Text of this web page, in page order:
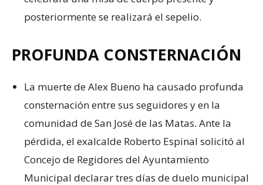
posteriormente se realizará el sepelio.
PROFUNDA CONSTERNACIÓN
La muerte de Alex Bueno ha causado profunda
consternación entre sus seguidores y en la
comunidad de San José de las Matas. Ante la
pérdida, el exalcalde Roberto Espinal solicitó al
Concejo de Regidores del Ayuntamiento
Municipal declarar tres días de duelo municipal